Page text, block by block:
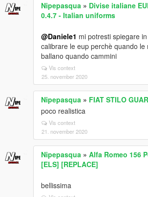
Nipepasqua » Divise italiane
0.4.7 - Italian uniforms
@Daniele1 mi potresti spiegare
calibrare le eup perchè quando le
ballano quando cammini
Vis context
25. november 2020
Nipepasqua » FIAT STILO
poco realistica
Vis context
21. november 2020
Nipepasqua » Alfa Romeo 156
[ELS] [REPLACE]
bellissima